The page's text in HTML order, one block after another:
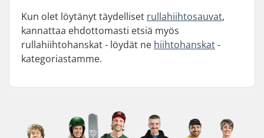
Kun olet löytänyt täydelliset rullahiihtosauvat,
kannattaa ehdottomasti etsiä myös
rullahiihtohanskat - löydät ne hiihtohanskat-
kategoriastamme.